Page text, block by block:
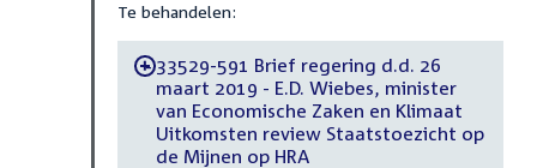
Te behandelen:
-33529-591 Brief regering d.d. 26
maart 2019 - E.D. Wiebes, minister
van Economische Zaken en Klimaat
Uitkomsten review Staatstoezicht op
de Mijnen op HRA